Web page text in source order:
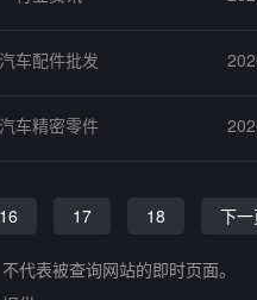
汽车配件批发
汽车精密零件
16 17 18 下一
代表被查询网站的即时页面。